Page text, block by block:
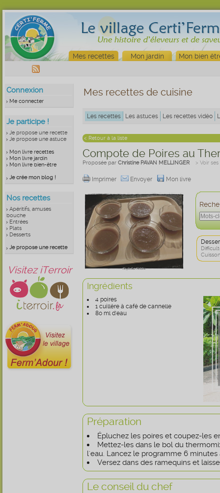
Mes recettes Mon jardin Mon bien
Connexion
Me connecter
Je participe !
Je propose une recette
Je propose une astuce
Mon livre recettes
Mon livre jardin
Mon livre bien-être
Je crée mon blog !
Nos recettes
Apéritifs, amuses
bouche
Entrées
Plats
Desserts
Je propose une recette
Visitez iTerroir
Mes recettes de cuisine
Les recettes Les astuces Les recettes vidéo
< Retour à la liste
Compote de Poires au
Proposée par Christine PAVAN MELLINGER > Voir
Imprimer Envoyer Mon livre
Ingrédients
4 poires
1 cuillère à café de cannelle
80 ml d'eau
Préparation
Épluchez les poires et coupez-les
Mettez-les dans le bol du
l'eau. Lancez le programme 6 minutes
Versez dans des ramequins et
Le conseil du chef